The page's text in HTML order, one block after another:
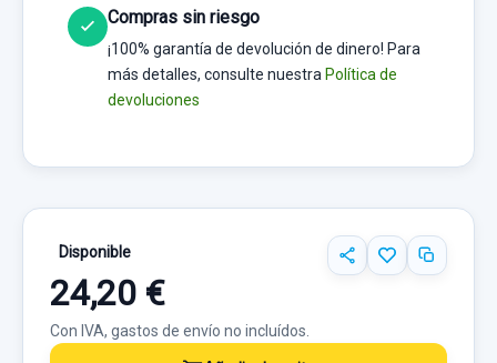
Compras sin riesgo
¡100% garantía de devolución de dinero! Para
más detalles, consulte nuestra Política de
devoluciones
Disponible
24,20 €
Con IVA, gastos de envío no incluídos.